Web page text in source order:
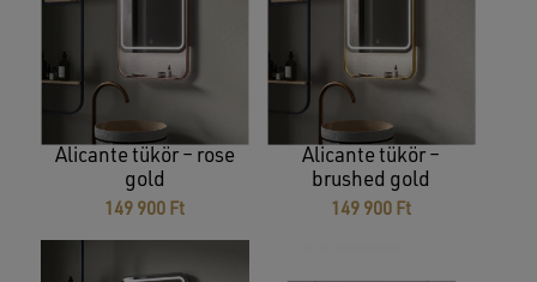
Alicante tükör – rose
gold
149 900 Ft
Alicante tükör –
brushed gold
149 900 Ft